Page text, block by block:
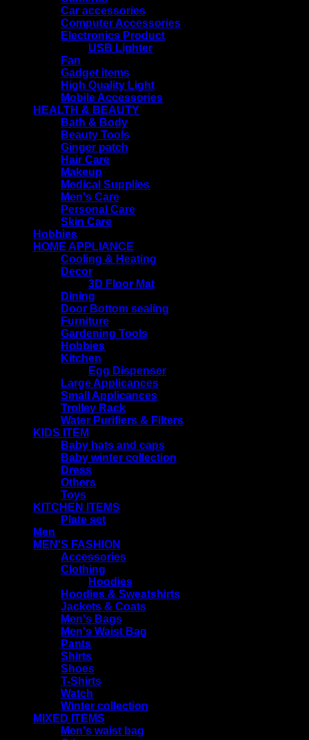
Car accessories
Computer Accessories
Electronics Product
USB Lighter
Fan
Gadget items
High Quality Light
Mobile Accessories
HEALTH & BEAUTY
Bath & Body
Beauty Tools
Ginger patch
Hair Care
Makeup
Medical Supplies
Men's Care
Personal Care
Skin Care
Hobbies
HOME APPLIANCE
Cooling & Heating
Decor
3D Floor Mat
Dining
Door Bottom sealing
Furniture
Gardening Tools
Hobbies
Kitchen
Egg Dispenser
Large Applicances
Small Applicances
Trolley Rack
Water Purifiers & Filters
KIDS ITEM
Baby hats and caps
Baby winter collection
Dress
Others
Toys
KITCHEN ITEMS
Plate set
Men
MEN'S FASHION
Accessories
Clothing
Hoodies
Hoodies & Sweatshirts
Jackets & Coats
Men's Bags
Men's Waist Bag
Pants
Shirts
Shoes
T-Shirts
Watch
Winter collection
MIXED ITEMS
Men's waist bag